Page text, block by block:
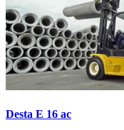
Desta E 16 ac